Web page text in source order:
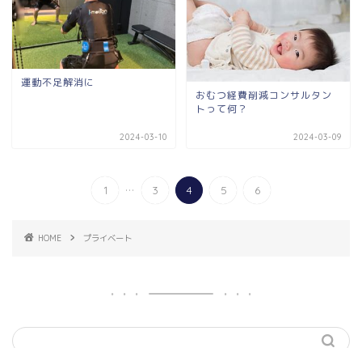
運動不足解消に
2024-03-10
おむつ経費削減コンサルタン
トって何？
2024-03-09
1 ... 3 4 5 6
HOME プライベート